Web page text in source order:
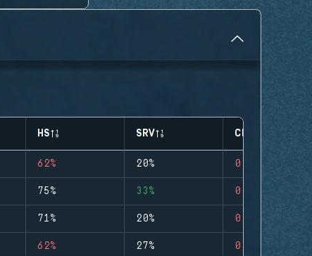
HS SRV CLUTCHES
62% 20% 0
75% 33% 0
71% 20% 0
62% 27% 0